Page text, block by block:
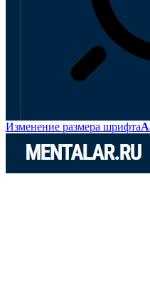
Изменение размера шрифта